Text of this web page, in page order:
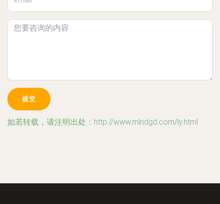
如若转载，请注明出处：http://www.mlridgd.com/ly.html